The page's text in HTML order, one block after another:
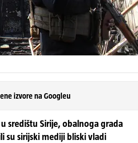
izvore na Googleu
središtu Sirije, obalnoga grada
su sirijski mediji bliski vladi